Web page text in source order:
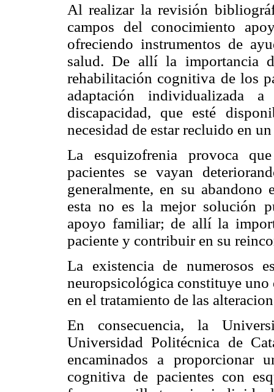
Al realizar la revisión
campos del conocimiento
ofreciendo instrumentos de
salud. De allí la importancia
rehabilitación cognitiva de los
adaptación individualizada
discapacidad, que esté
necesidad de estar recluido en
La esquizofrenia provoca
pacientes se vayan
generalmente, en su
esta no es la mejor solución
apoyo familiar; de allí la
paciente y contribuir en su
La existencia de numerosos
neuropsicológica constituye
en el tratamiento de las
En consecuencia, la
Universidad Politécnica de
encaminados a proporcionar
cognitiva de pacientes con